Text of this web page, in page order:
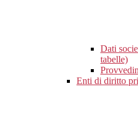
Dati
tabelle)
Enti di diritto